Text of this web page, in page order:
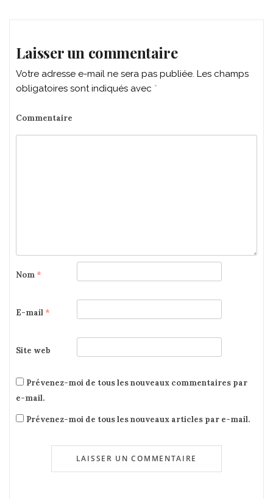
Laisser un commentaire
Votre adresse e-mail ne sera pas publiée. Les champs
obligatoires sont indiqués avec *
Commentaire
Nom *
E-mail *
Site web
Prévenez-moi de tous les nouveaux commentaires par
e-mail.
Prévenez-moi de tous les nouveaux articles par e-mail.